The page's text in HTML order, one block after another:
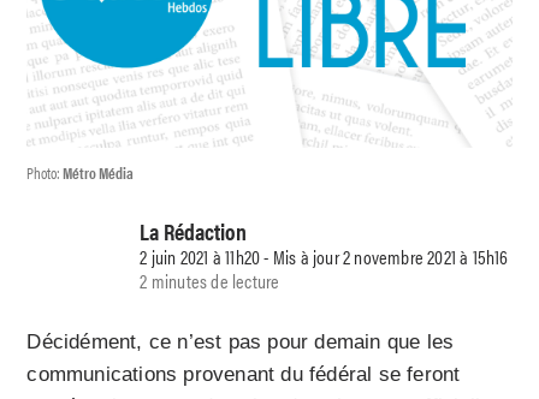
Photo:Métro Média
La Rédaction
2 juin 2021 à 11h20 - Mis à jour 2 novembre 2021 à 15h16
2 minutes de lecture
Décidément, ce n’est pas pour demain que les
communications provenant du fédéral se feront